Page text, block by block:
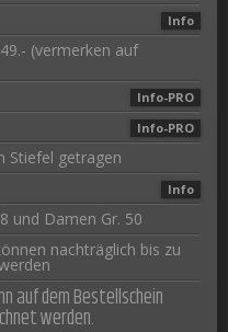
Info
(vermerken auf
Info-PRO
Info-PRO
Stiefel getragen
Info
und Damen Gr. 50
nachträglich bis zu
auf dem Bestellschein
werden.